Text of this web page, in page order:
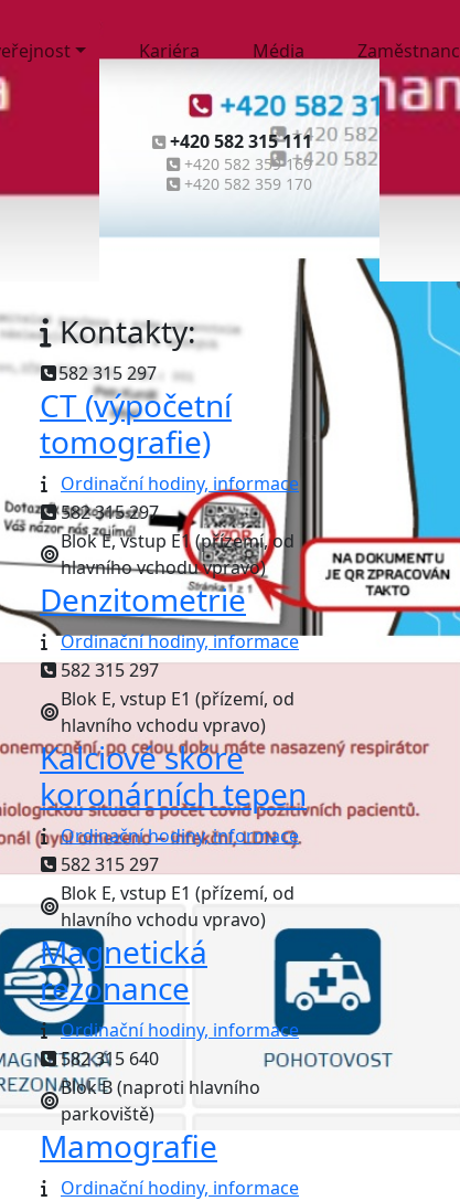
Kariéra Média
+420 582 315 111
+420 582 359 169
+420 582 359 170
Kontakty:
582 315 297
CT (výpočetní
tomografie)
Ordinační hodiny, informace
582 315 297
Blok E, vstup E1 (přízemí, od
hlavního vchodu vpravo)
Denzitometrie
Ordinační hodiny, informace
582 315 297
Blok E, vstup E1 (přízemí, od
hlavního vchodu vpravo)
Kalciové skóre
koronárních tepen
Ordinační hodiny, informace
582 315 297
Blok E, vstup E1 (přízemí, od
hlavního vchodu vpravo)
Magnetická
rezonance
Ordinační hodiny, informace
582 315 640
Blok B (naproti hlavního
parkoviště)
Mamografie
Ordinační hodiny, informace